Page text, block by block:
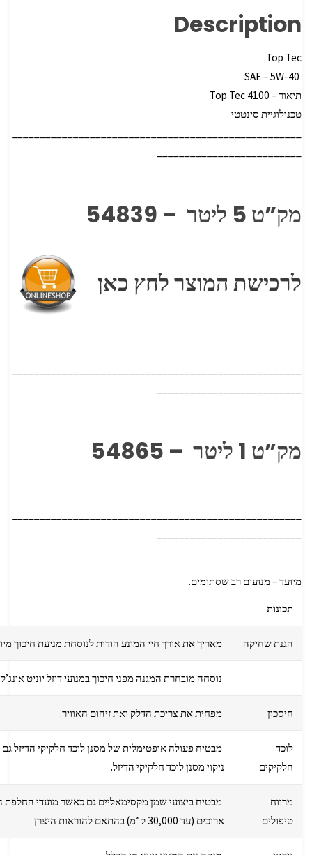
Description
Top Tec
תיאור – Top Tec 4100
טכנולוגיית סינטטי
מק”ט 5 ליטר – 54839
לרכישת המוצר לחץ כאן
מק”ט 1 ליטר – 54865
מיועד – מנועים רב שסתומים.
תכונות
הגנת שחיקה מאריך את אורך חיי המונע הודות לנוסחת מניעת חיכוך
נוסחה מובחרת המגנה מפני חיכוך במנועי דיזל יוניט
חיסכון מפחית את צריכת הדלק ואת זיהום האוויר.
לוכד
חלקיקים
מבטיח פעולה אופטימלית של מסנן לוכד חלקיקי הדיזל
ניקוי מסנן לוכד חלקיקי הדיזל.
מרווח
טיפולים
מבטיח ביצועי שמן מקסימאליים גם כאשר מועדי החלפת
ארוכים (עד 30,000 ק”מ) בהתאם להוראות היצרן